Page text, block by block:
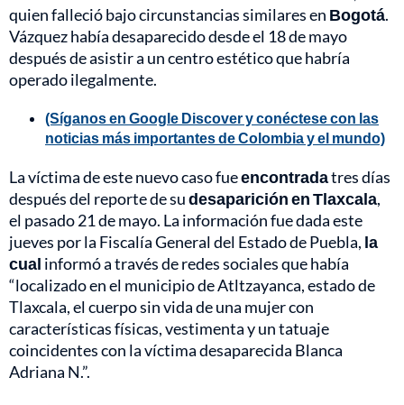
quien falleció bajo circunstancias similares en Bogotá.
Vázquez había desaparecido desde el 18 de mayo
después de asistir a un centro estético que habría
operado ilegalmente.
(Síganos en Google Discover y conéctese con las
noticias más importantes de Colombia y el mundo)
La víctima de este nuevo caso fueencontradatres días
después del reporte de sudesaparición enTlaxcala,
el pasado 21 de mayo. La información fue dada este
jueves por la Fiscalía General del Estado de Puebla, la
cual informó a través de redes sociales que había
“localizado en el municipio de Atltzayanca, estado de
Tlaxcala, el cuerpo sin vida de una mujer con
características físicas, vestimenta y un tatuaje
coincidentes con la víctima desaparecida Blanca
Adriana N.”.